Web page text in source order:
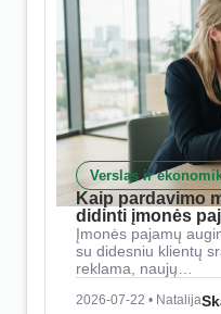
Verslas ir
Kaip pardavimo
didinti įmonės
Įmonės pajamų
su didesniu klientų
reklama, naujų…
2026-07-22 • Natalija